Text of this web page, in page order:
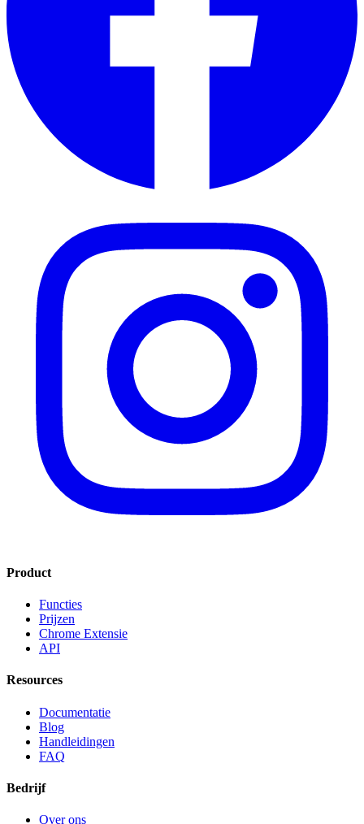
Product
Functies
Prijzen
Chrome Extensie
API
Resources
Documentatie
Blog
Handleidingen
FAQ
Bedrijf
Over ons